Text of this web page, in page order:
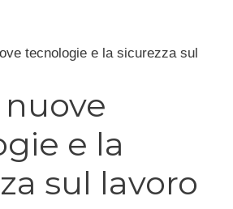
tecnologie e la sicurezza sul
nuove
e la
sul lavoro